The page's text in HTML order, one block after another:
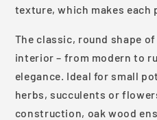
texture, which makes each
The classic, round shape
interior – from modern to
elegance. Ideal for small
herbs, succulents or
construction, oak wood